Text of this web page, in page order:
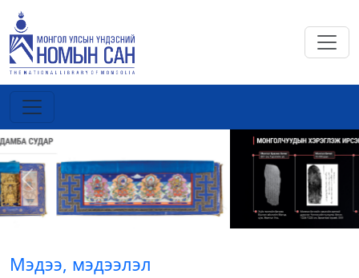
Previous Next
Мэдээ, мэдээлэл